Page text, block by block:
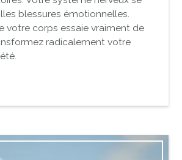
blessures émotionnelles.
votre corps essaie vraiment de
radicalement votre